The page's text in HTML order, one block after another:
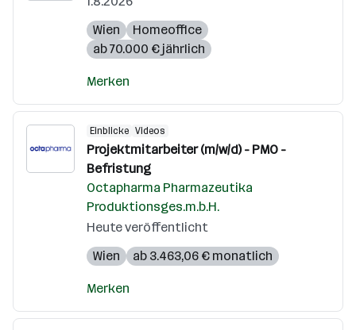
Wien
Homeoffice
ab 70.000 € jährlich
Merken
Einblicke Videos
Projektmitarbeiter (m/w/d) - PMO -
Befristung
Octapharma Pharmazeutika
Produktionsges.m.b.H.
Heute veröffentlicht
Wien
ab 3.463,06 € monatlich
Merken